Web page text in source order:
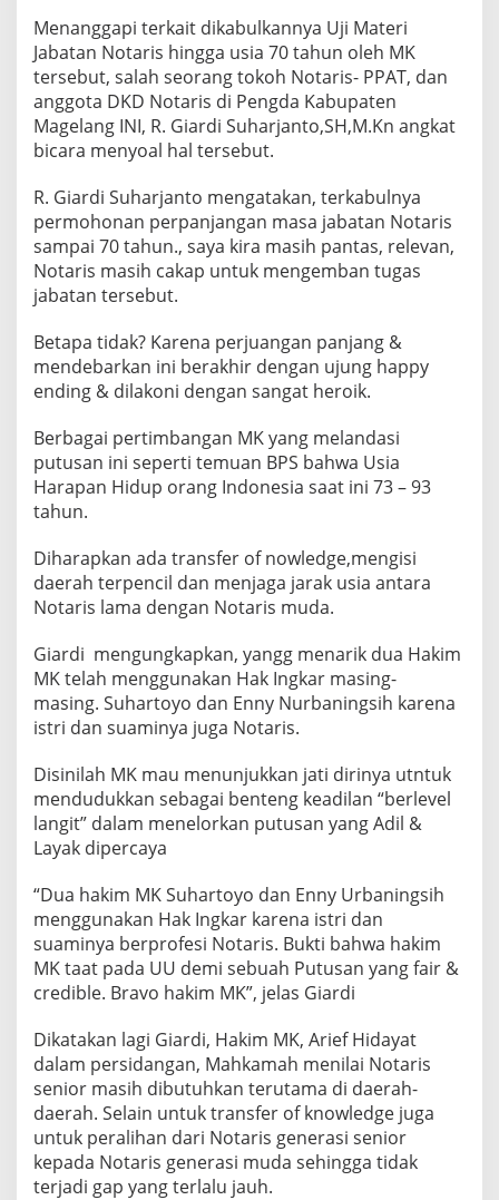
Menanggapi terkait dikabulkannya Uji Materi
Jabatan Notaris hingga usia 70 tahun oleh MK
tersebut, salah seorang tokoh Notaris- PPAT, dan
anggota DKD Notaris di Pengda Kabupaten
Magelang INI, R. Giardi Suharjanto,SH,M.Kn angkat
bicara menyoal hal tersebut.
R. Giardi Suharjanto mengatakan, terkabulnya
permohonan perpanjangan masa jabatan Notaris
sampai 70 tahun., saya kira masih pantas, relevan,
Notaris masih cakap untuk mengemban tugas
jabatan tersebut.
Betapa tidak? Karena perjuangan panjang &
mendebarkan ini berakhir dengan ujung happy
ending & dilakoni dengan sangat heroik.
Berbagai pertimbangan MK yang melandasi
putusan ini seperti temuan BPS bahwa Usia
Harapan Hidup orang Indonesia saat ini 73 – 93
tahun.
Diharapkan ada transfer of nowledge,mengisi
daerah terpencil dan menjaga jarak usia antara
Notaris lama dengan Notaris muda.
Giardi mengungkapkan, yangg menarik dua Hakim
MK telah menggunakan Hak Ingkar masing-
masing. Suhartoyo dan Enny Nurbaningsih karena
istri dan suaminya juga Notaris.
Disinilah MK mau menunjukkan jati dirinya utntuk
mendudukkan sebagai benteng keadilan “berlevel
langit” dalam menelorkan putusan yang Adil &
Layak dipercaya
“Dua hakim MK Suhartoyo dan Enny Urbaningsih
menggunakan Hak Ingkar karena istri dan
suaminya berprofesi Notaris. Bukti bahwa hakim
MK taat pada UU demi sebuah Putusan yang fair &
credible. Bravo hakim MK”, jelas Giardi
Dikatakan lagi Giardi, Hakim MK, Arief Hidayat
dalam persidangan, Mahkamah menilai Notaris
senior masih dibutuhkan terutama di daerah-
daerah. Selain untuk transfer of knowledge juga
untuk peralihan dari Notaris generasi senior
kepada Notaris generasi muda sehingga tidak
terjadi gap yang terlalu jauh.